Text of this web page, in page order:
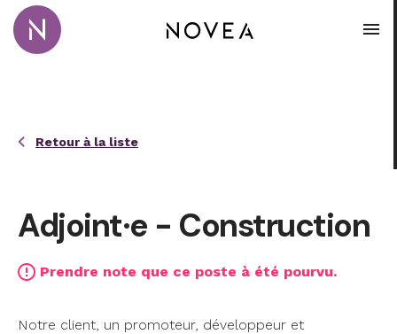
Passer au contenu principal
Retour à la liste
Adjoint·e - Construction
Prendre note que ce poste à été pourvu.
Notre client, un promoteur, développeur et